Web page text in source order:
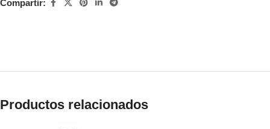
Compartir:
Productos relacionados